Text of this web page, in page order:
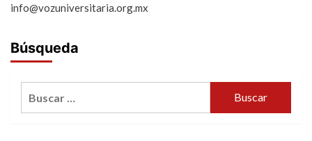
info@vozuniversitaria.org.mx
Búsqueda